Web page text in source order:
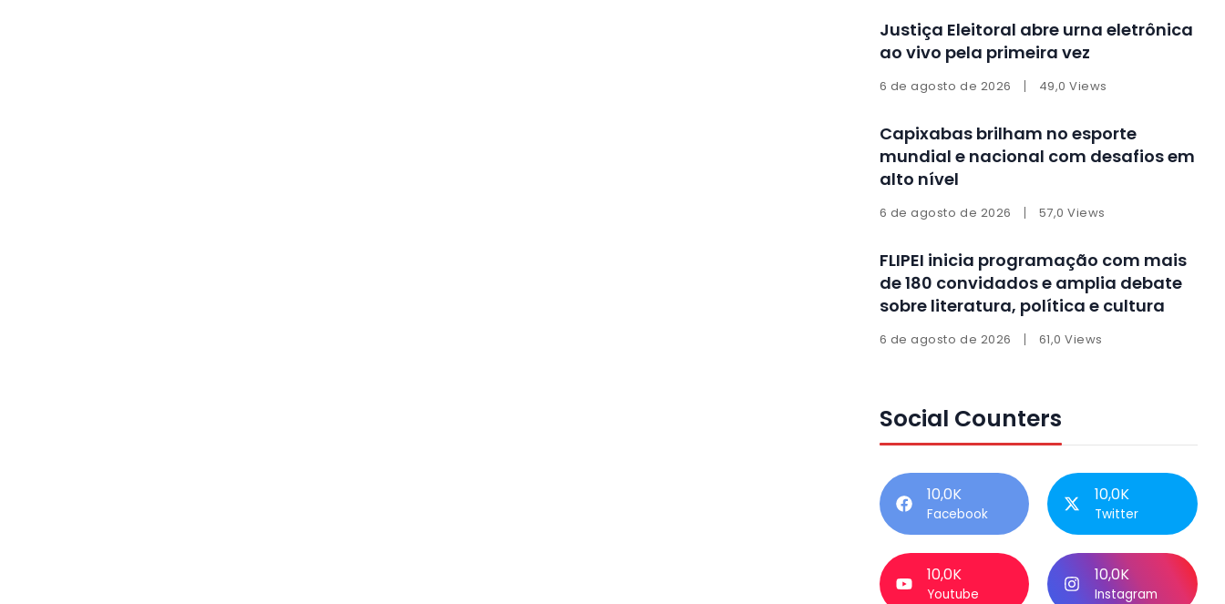
Justiça Eleitoral abre urna eletrônica
ao vivo pela primeira vez
6 de agosto de 2026 49,0 Views
Capixabas brilham no esporte
mundial e nacional com desafios em
alto nível
6 de agosto de 2026 57,0 Views
FLIPEI inicia programação com mais
de 180 convidados e amplia debate
sobre literatura, política e cultura
6 de agosto de 2026 61,0 Views
Social Counters
10,0K
Facebook
10,0K
Twitter
10,0K
Youtube
10,0K
Instagram